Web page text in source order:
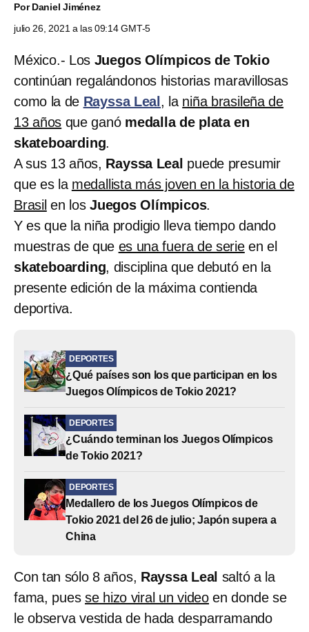
PorDaniel Jiménez
julio 26, 2021 a las 09:14 GMT-5
México.- Los Juegos Olímpicos de Tokio
continúan regalándonos historias maravillosas
como la de Rayssa Leal , la niña brasileña de
13 años que ganó medalla de plata en
skateboarding.
A sus 13 años, Rayssa Leal puede presumir
que es la medallista más joven en la historia de
Brasil en losJuegos Olímpicos.
Y es que la niña prodigio lleva tiempo dando
muestras de que es una fuera de serieen el
skateboarding, disciplina que debutó en la
presente edición de la máxima contienda
deportiva.
DEPORTES
¿Qué países son los que participan en los
Juegos Olímpicos de Tokio 2021?
DEPORTES
¿Cuándo terminan los Juegos Olímpicos
de Tokio 2021?
DEPORTES
Medallero de los Juegos Olímpicos de
Tokio 2021 del 26 de julio; Japón supera a
China
Con tan sólo 8 años, Rayssa Leal saltó a la
fama, puesse hizo viral un video en donde se
le observa vestida de hada desparramando